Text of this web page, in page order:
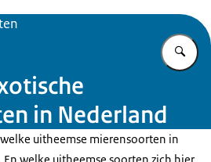
in Nederland
uitheemse mierensoorten in